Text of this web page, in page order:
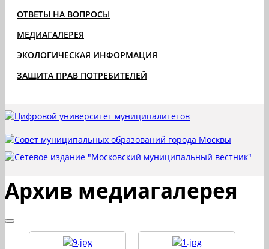
ОТВЕТЫ НА ВОПРОСЫ
МЕДИАГАЛЕРЕЯ
ЭКОЛОГИЧЕСКАЯ ИНФОРМАЦИЯ
ЗАЩИТА ПРАВ ПОТРЕБИТЕЛЕЙ
Архив медиагалерея